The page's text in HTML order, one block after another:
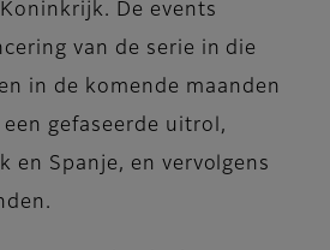
De events
van de serie in die
in de komende maanden
gefaseerde uitrol,
en Spanje, en vervolgens